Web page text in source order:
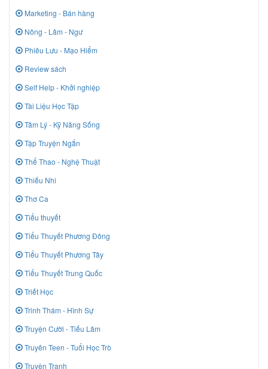
Marketing - Bán hàng
Nông - Lâm - Ngư
Phiêu Lưu - Mạo Hiểm
Review sách
Self Help - Khởi nghiệp
Tài Liệu Học Tập
Tâm Lý - Kỹ Năng Sống
Tập Truyện Ngắn
Thể Thao - Nghệ Thuật
Thiếu Nhi
Thơ Ca
Tiểu thuyết
Tiểu Thuyết Phương Đông
Tiểu Thuyết Phương Tây
Tiểu Thuyết Trung Quốc
Triết Học
Trinh Thám - Hình Sự
Truyện Cười - Tiếu Lâm
Truyên Teen - Tuổi Học Trò
Truyện Tranh